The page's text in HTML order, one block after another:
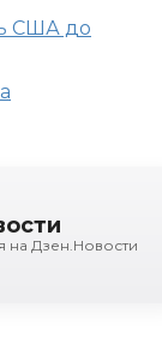
США до
на Дзен.Новости